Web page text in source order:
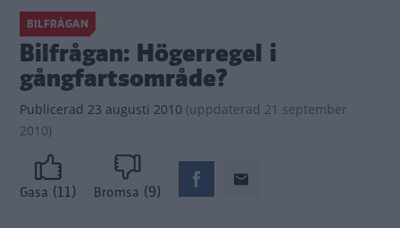
BILFRÅGAN
Bilfrågan: Högerregel i
gångfartsområde?
Publicerad 23 augusti 2010 (uppdaterad 21 september
2010)
Gasa (11) Bromsa (9)